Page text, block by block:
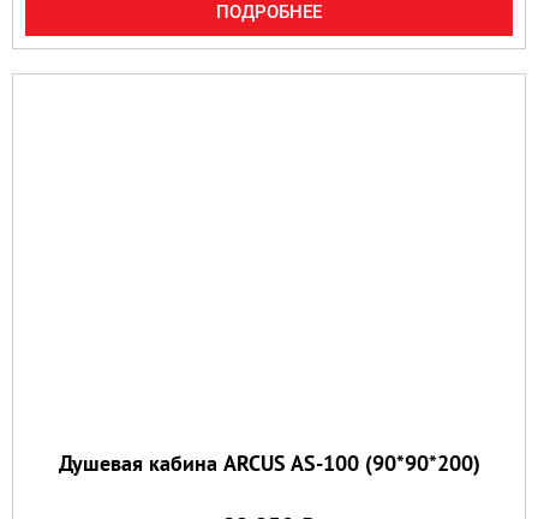
ПОДРОБНЕЕ
Душевая кабина ARCUS AS-100 (90*90*200)